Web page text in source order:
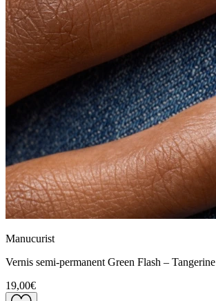
Manucurist
Vernis semi-permanent Green Flash – Tangerine
19,00€